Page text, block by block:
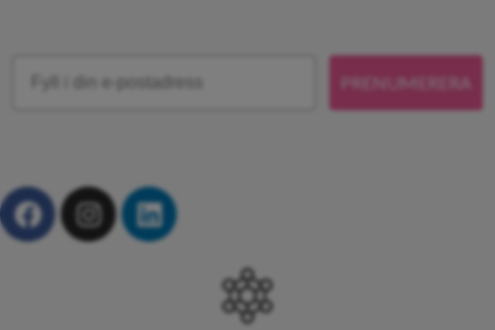
PRENUMERERA